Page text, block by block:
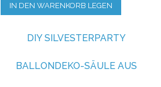
IN DEN WARENKORB LEGEN
DIY SILVESTERPARTY
BALLONDEKO-SÄULE AUS